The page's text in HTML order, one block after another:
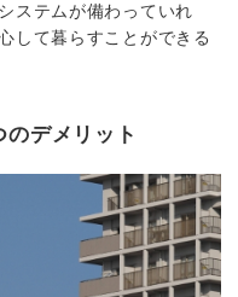
ステムが備わっていれ
して暮らすことができる
デメリット